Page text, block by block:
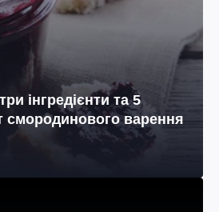
інгредієнти та 5
смородинового варення